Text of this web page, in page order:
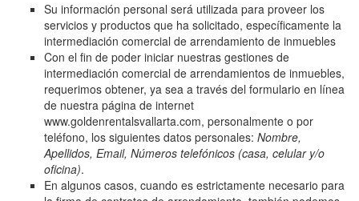
Su información personal será utilizada para proveer los
servicios y productos que ha solicitado, específicamente la
intermediación comercial de arrendamiento de inmuebles
Con el fin de poder iniciar nuestras gestiones de
intermediación comercial de arrendamientos de inmuebles,
requerimos obtener, ya sea a través del formulario en línea
de nuestra página de internet
www.goldenrentalsvallarta.com, personalmente o por
teléfono, los siguientes datos personales: Nombre,
Apellidos, Email, Números telefónicos (casa, celular y/o
oficina).
En algunos casos, cuando es estrictamente necesario para